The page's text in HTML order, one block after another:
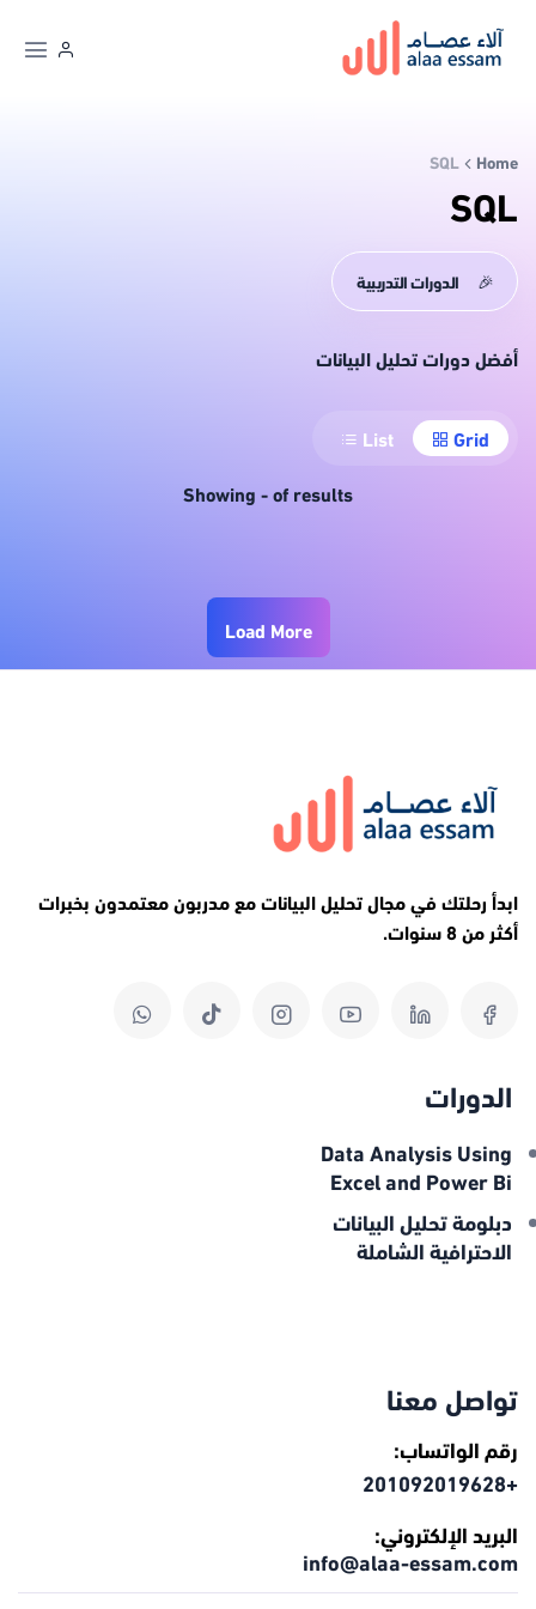
Home
SQL
SQL
🎉 الدورات التدريبية
أفضل دورات تحليل البيانات
Grid
List
Showing -of results
Load More
ابدأ رحلتك في مجال تحليل البيانات مع مدربون معتمدون بخبرات
أكثر من 8 سنوات.
الدورات
Data Analysis Using
Excel and Power Bi
دبلومة تحليل البيانات
الاحترافية الشاملة
تواصل معنا
رقم الواتساب:
+201092019628
البريد الإلكتروني:
info@alaa-essam.com